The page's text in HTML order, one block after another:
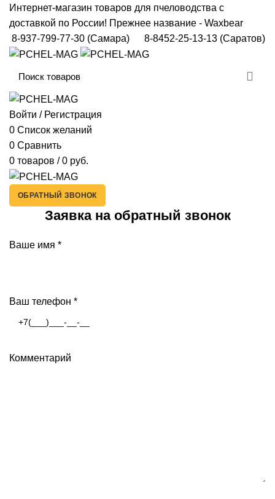
Интернет-магазин товаров для пчеловодства с
доставкой по России! Прежнее название - Waxbear
8-937-799-77-30 (Самара) 8-8452-25-13-13 (Саратов)
Войти / Регистрация
0 Список желаний
0 Сравнить
0 товаров / 0 руб.
ОБРАТНЫЙ ЗВОНОК
Заявка на обратный звонок
Ваше имя *
Ваш телефон *
Комментарий